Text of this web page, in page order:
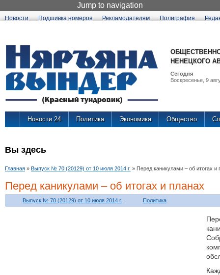
Jump to navigation
Новости Подшивка номеров Рекламодателям Полиграфия
НЕНЕЦКОГО
Сегодня
Воскресенье, 9
Новости 24 Политика Экономика Общество
Вы здесь
Главная » Выпуск № 70 (20129) от 10 июля 2014 г. » Перед каникулами – об итогах и
Перед каникулами – об итогах и планах
Выпуск № 70 (20129) от 10 июля 2014 г. Политика